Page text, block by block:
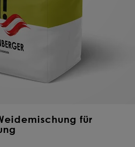
für